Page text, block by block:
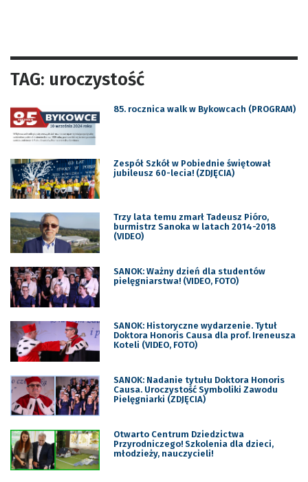
TAG: uroczystość
85. rocznica walk w Bykowcach (PROGRAM)
Zespół Szkół w Pobiednie świętował
jubileusz 60-lecia! (ZDJĘCIA)
Trzy lata temu zmarł Tadeusz Pióro,
burmistrz Sanoka w latach 2014-2018
(VIDEO)
SANOK: Ważny dzień dla studentów
pielęgniarstwa! (VIDEO, FOTO)
SANOK: Historyczne wydarzenie. Tytuł
Doktora Honoris Causa dla prof. Ireneusza
Koteli (VIDEO, FOTO)
SANOK: Nadanie tytułu Doktora Honoris
Causa. Uroczystość Symboliki Zawodu
Pielęgniarki (ZDJĘCIA)
Otwarto Centrum Dziedzictwa
Przyrodniczego! Szkolenia dla dzieci,
młodzieży, nauczycieli!